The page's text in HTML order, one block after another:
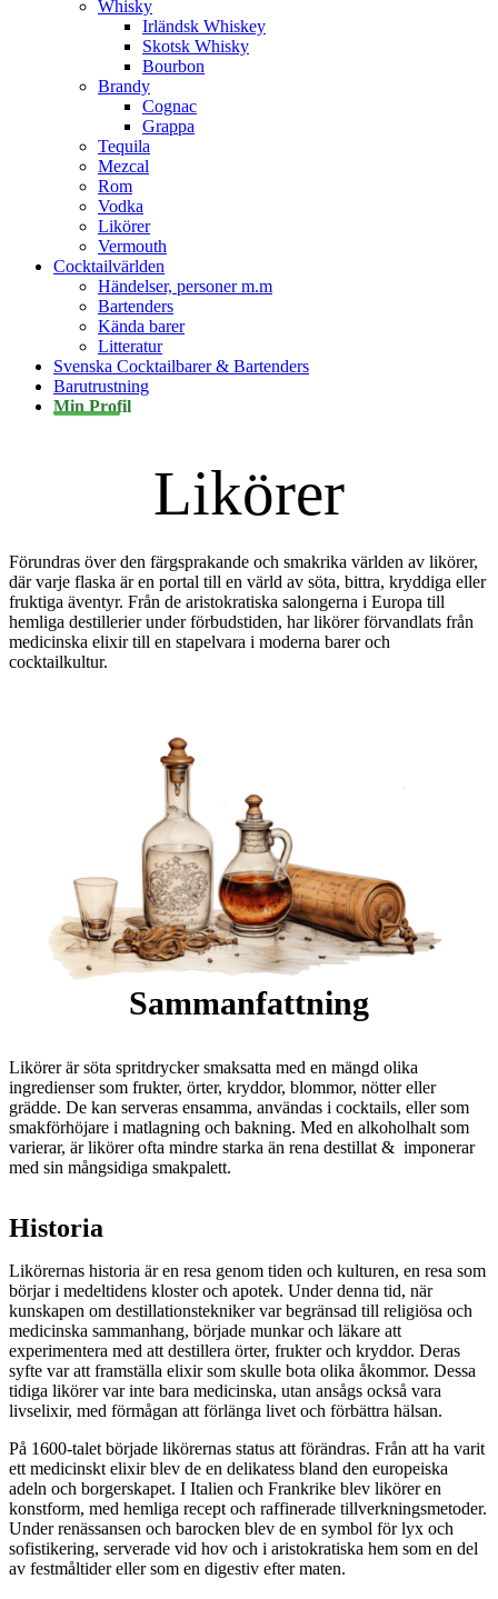
Whisky
Irländsk Whiskey
Skotsk Whisky
Bourbon
Brandy
Cognac
Grappa
Tequila
Mezcal
Rom
Vodka
Likörer
Vermouth
Cocktailvärlden
Händelser, personer m.m
Bartenders
Kända barer
Litteratur
Svenska Cocktailbarer & Bartenders
Barutrustning
Min Profil
Likörer
Förundras över den färgsprakande och smakrika världen av likörer,
där varje flaska är en portal till en värld av söta, bittra, kryddiga eller
fruktiga äventyr. Från de aristokratiska salongerna i Europa till
hemliga destillerier under förbudstiden, har likörer förvandlats från
medicinska elixir till en stapelvara i moderna barer och
cocktailkultur.
Sammanfattning
Likörer är söta spritdrycker smaksatta med en mängd olika
ingredienser som frukter, örter, kryddor, blommor, nötter eller
grädde. De kan serveras ensamma, användas i cocktails, eller som
smakförhöjare i matlagning och bakning. Med en alkoholhalt som
varierar, är likörer ofta mindre starka än rena destillat & imponerar
med sin mångsidiga smakpalett.
Historia
Likörernas historia är en resa genom tiden och kulturen, en resa som
börjar i medeltidens kloster och apotek. Under denna tid, när
kunskapen om destillationstekniker var begränsad till religiösa och
medicinska sammanhang, började munkar och läkare att
experimentera med att destillera örter, frukter och kryddor. Deras
syfte var att framställa elixir som skulle bota olika åkommor. Dessa
tidiga likörer var inte bara medicinska, utan ansågs också vara
livselixir, med förmågan att förlänga livet och förbättra hälsan.
På 1600-talet började likörernas status att förändras. Från att ha varit
ett medicinskt elixir blev de en delikatess bland den europeiska
adeln och borgerskapet. I Italien och Frankrike blev likörer en
konstform, med hemliga recept och raffinerade tillverkningsmetoder.
Under renässansen och barocken blev de en symbol för lyx och
sofistikering, serverade vid hov och i aristokratiska hem som en del
av festmåltider eller som en digestiv efter maten.